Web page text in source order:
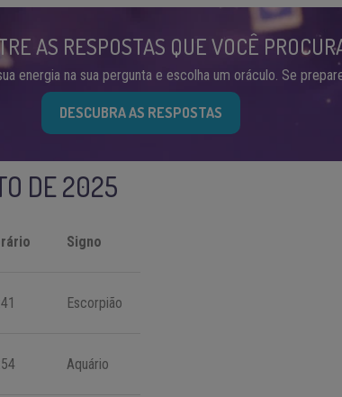
AS RESPOSTAS QUE VOCÊ
energia na sua pergunta e escolha um oráculo. Se
DESCUBRA AS RESPOSTAS
DE 2025
Signo
Escorpião
Aquário